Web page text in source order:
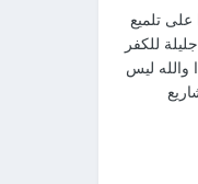
على تلميع
للكفر
والله ليس